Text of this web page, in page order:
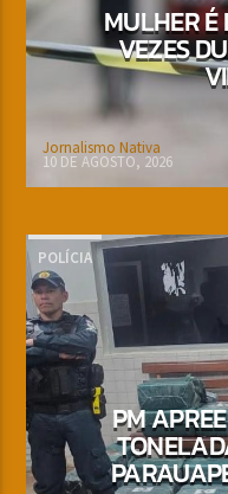
MULHER É
VEZES
Jornalismo Nativa
10 DE AGOSTO, 2026
POLÍCIA
PM